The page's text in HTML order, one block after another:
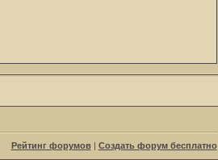
Рейтинг форумов| Создать форум бесплатно